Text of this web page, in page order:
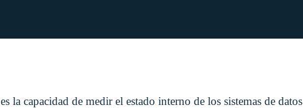
es la capacidad de medir el estado interno de los sistemas de datos